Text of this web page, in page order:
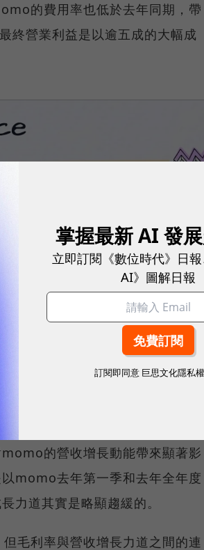
的費用率也低於去年同期，帶
終營業利益是以逾五成的大幅成
的營收增長動能帶來顯著影
momo去年第一季和去年全年度
力道其實是略顯趨緩的。
毛利率與營收增長力道之間的連
掌握最新 AI 發
立即訂閱《數位時代》日
AI》圖解日報
訂閱即同意 巨思文化隱私